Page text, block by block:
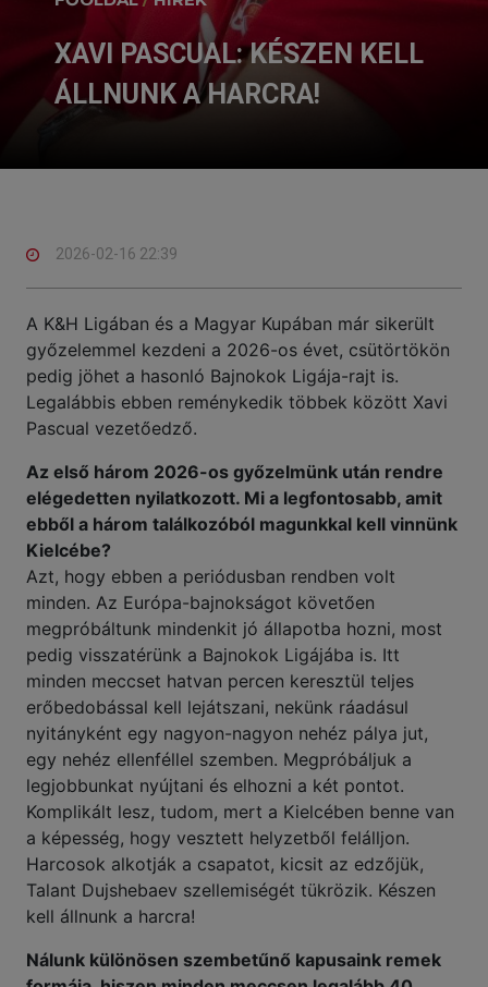
XAVI PASCUAL: KÉSZEN KELL
ÁLLNUNK A HARCRA!
2026-02-16 22:39
A K&H Ligában és a Magyar Kupában már sikerült
győzelemmel kezdeni a 2026-os évet, csütörtökön
pedig jöhet a hasonló Bajnokok Ligája-rajt is.
Legalábbis ebben reménykedik többek között Xavi
Pascual vezetőedző.
Az első három 2026-os győzelmünk után rendre
elégedetten nyilatkozott. Mi a legfontosabb, amit
ebből a három találkozóból magunkkal kell vinnünk
Kielcébe?
Azt, hogy ebben a periódusban rendben volt
minden. Az Európa-bajnokságot követően
megpróbáltunk mindenkit jó állapotba hozni, most
pedig visszatérünk a Bajnokok Ligájába is. Itt
minden meccset hatvan percen keresztül teljes
erőbedobással kell lejátszani, nekünk ráadásul
nyitányként egy nagyon-nagyon nehéz pálya jut,
egy nehéz ellenféllel szemben. Megpróbáljuk a
legjobbunkat nyújtani és elhozni a két pontot.
Komplikált lesz, tudom, mert a Kielcében benne van
a képesség, hogy vesztett helyzetből felálljon.
Harcosok alkotják a csapatot, kicsit az edzőjük,
Talant Dujshebaev szellemiségét tükrözik. Készen
kell állnunk a harcra!
Nálunk különösen szembetűnő kapusaink remek